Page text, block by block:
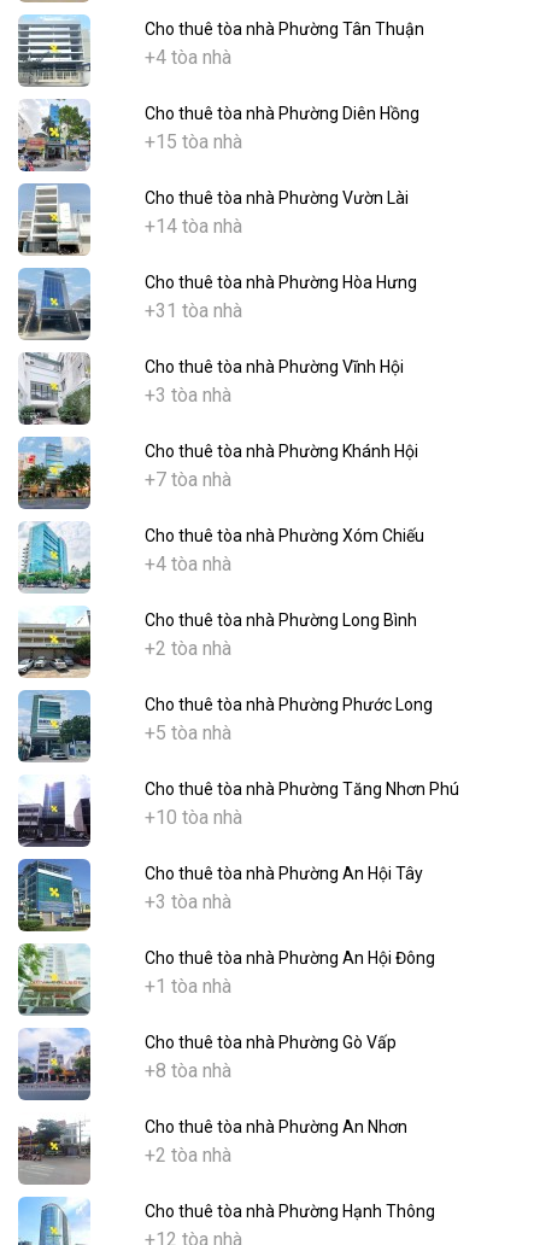
Cho thuê tòa nhà Phường Tân Thuận
+4 tòa nhà
Cho thuê tòa nhà Phường Diên Hồng
+15 tòa nhà
Cho thuê tòa nhà Phường Vườn Lài
+14 tòa nhà
Cho thuê tòa nhà Phường Hòa Hưng
+31 tòa nhà
Cho thuê tòa nhà Phường Vĩnh Hội
+3 tòa nhà
Cho thuê tòa nhà Phường Khánh Hội
+7 tòa nhà
Cho thuê tòa nhà Phường Xóm Chiếu
+4 tòa nhà
Cho thuê tòa nhà Phường Long Bình
+2 tòa nhà
Cho thuê tòa nhà Phường Phước Long
+5 tòa nhà
Cho thuê tòa nhà Phường Tăng Nhơn Phú
+10 tòa nhà
Cho thuê tòa nhà Phường An Hội Tây
+3 tòa nhà
Cho thuê tòa nhà Phường An Hội Đông
+1 tòa nhà
Cho thuê tòa nhà Phường Gò Vấp
+8 tòa nhà
Cho thuê tòa nhà Phường An Nhơn
+2 tòa nhà
Cho thuê tòa nhà Phường Hạnh Thông
+12 tòa nhà